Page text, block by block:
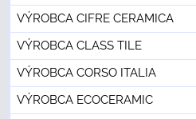
VÝROBCA CIFRE CERAMICA
VÝROBCA CLASS TILE
VÝROBCA CORSO ITALIA
VÝROBCA ECOCERAMIC